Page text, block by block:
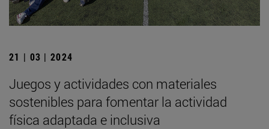
21 | 03 | 2024
Juegos y actividades con materiales
sostenibles para fomentar la actividad
física adaptada e inclusiva